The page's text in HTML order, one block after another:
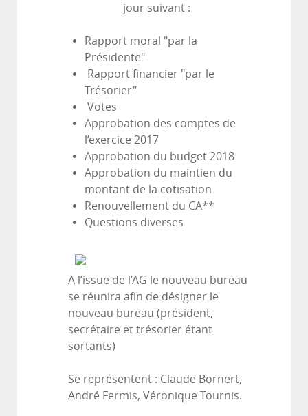
jour suivant :
Rapport moral "par la
Présidente"
Rapport financier "par le
Trésorier"
Votes
Approbation des comptes de
l’exercice 2017
Approbation du budget 2018
Approbation du maintien du
montant de la cotisation
Renouvellement du CA**
Questions diverses
A l’issue de l’AG le nouveau bureau
se réunira afin de désigner le
nouveau bureau (président,
secrétaire et trésorier étant
sortants)
Se représentent : Claude Bornert,
André Fermis, Véronique Tournis.